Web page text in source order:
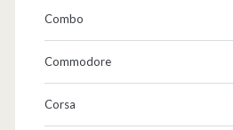
Combo
Commodore
Corsa